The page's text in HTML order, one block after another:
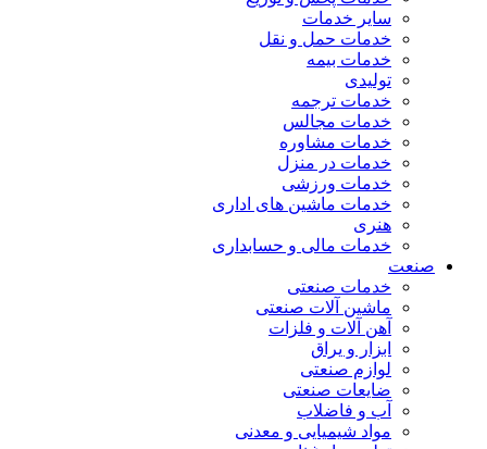
سایر خدمات
خدمات حمل و نقل
خدمات بیمه
تولیدی
خدمات ترجمه
خدمات مجالس
خدمات مشاوره
خدمات در منزل
خدمات ورزشی
خدمات ماشین های اداری
هنری
خدمات مالی و حسابداری
صنعت
خدمات صنعتی
ماشین آلات صنعتی
آهن آلات و فلزات
ابزار و یراق
لوازم صنعتی
ضایعات صنعتی
آب و فاضلاب
مواد شیمیایی و معدنی